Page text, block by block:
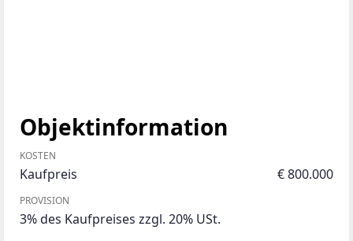
Objektinformation
KOSTEN
Kaufpreis € 800.000
PROVISION
3% des Kaufpreises zzgl. 20% USt.